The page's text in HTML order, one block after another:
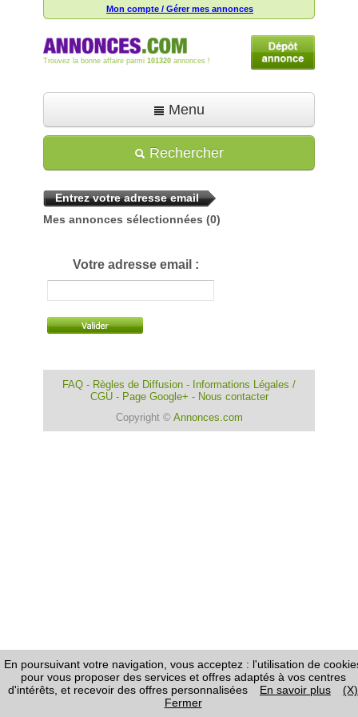
Mon compte / Gérer mes annonces
Trouvez la bonne affaire parmi 101320 annonces !
Menu
Déposer une annonce
Toutes les annonces
Aide
Rechercher
Entrez votre adresse email
Mes annonces sélectionnées (0)
Votre adresse email :
FAQ - Règles de Diffusion - Informations Légales /
CGU- Page Google+ - Nous contacter
Copyright © Annonces.com
En poursuivant votre navigation, vous acceptez : l'utilisation de
pour vous proposer des services et offres adaptés à vos centres
d'intérêts, et recevoir des offres personnalisées
En savoir plus
(X)
Fermer